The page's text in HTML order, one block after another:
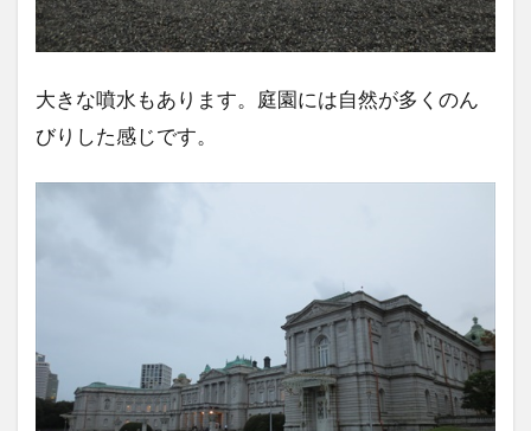
大きな噴水もあります。庭園には自然が多くのん
びりした感じです。